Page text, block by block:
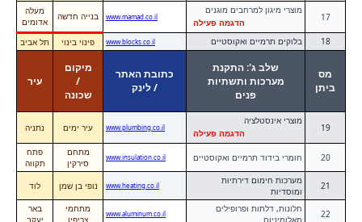
מעלה
אדומים
בנייה חדשה www.mamad.co.il
מוצרי מיגון למרחבים מוגנים
הדגמה פעילה
17
תל אביב פינוי בינוי www.blocks.co.il בלוקים תרמיים ואקוסטיים 18
עיר
מיקום
/
שכונה
כתובת האתר
/ לינק
שלב ג': התקנת
מערכות ותשתיות
פנים
מס
ביתן
נתניה עיר ימים www.plumbing.co.il
מוצרי אינסטלציה
הדגמה פעילה
19
פתח
תקווה
מתחם
סירקין
www.insulation.co.il חומרי בידוד תרמיים ואקוסטיים 20
לוד נופי בן שמן www.heating.co.il
מערכות חימום דירתיות
ומוסדיות
21
באר
מתחמי
www.aluminum.co.il
חלונות, דלתות ופרופילים
22